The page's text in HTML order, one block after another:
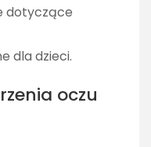
dotyczące
dla dzieci.
oczu